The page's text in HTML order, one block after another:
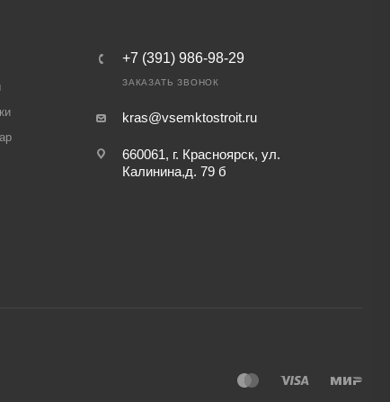
+7 (391) 986-98-29
ЗАКАЗАТЬ ЗВОНОК
kras@vsemktostroit.ru
660061, г. Красноярск, ул. ​
Калинина,д. 79 б